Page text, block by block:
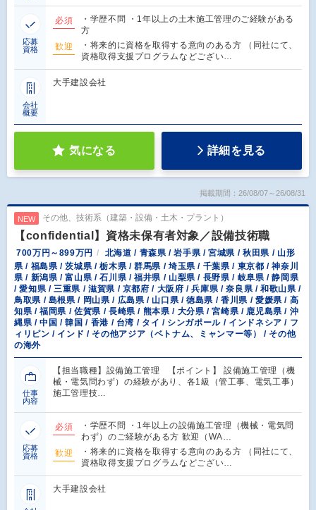
応募
資格
必須
・学歴不問 ・1年以上の土木施工管理のご経験がある
方
歓迎
・将来的に資格を取得する意向のある方 （同社にて、
資格取得支援プログラムなどござい…
会社
概要
大手建設会社
気になる 詳細を見る
掲載期間：26/08/07～26/08/31
NEW その他、技術系（建築・設備・土木・プラント）
【confidential】資格未保有者対象／設備技術職
700万円～899万円
北海道 / 青森県 / 岩手県 / 宮城県 / 秋田県 / 山形
県 / 福島県 / 茨城県 / 栃木県 / 群馬県 / 埼玉県 / 千葉県 / 東京都 / 神奈川
県 / 新潟県 / 富山県 / 石川県 / 福井県 / 山梨県 / 長野県 / 岐阜県 / 静岡県
/ 愛知県 / 三重県 / 滋賀県 / 京都府 / 大阪府 / 兵庫県 / 奈良県 / 和歌山県 /
鳥取県 / 島根県 / 岡山県 / 広島県 / 山口県 / 徳島県 / 香川県 / 愛媛県 / 高
知県 / 福岡県 / 佐賀県 / 長崎県 / 熊本県 / 大分県 / 宮崎県 / 鹿児島県 / 沖
縄県 / 中国 / 韓国 / 香港 / 台湾 / タイ / シンガポール / インドネシア / フ
ィリピン / インド / その他アジア（ベトナム、ミャンマー等） / その他
の海外
仕事
内容
【担当職種】設備施工管理 【ポイント】 設備施工管理（機
械・電気問わず）の経験があり、各1級（管工事、電気工事）
施工管理技…
応募
資格
必須
・学歴不問 ・1年以上の設備施工管理（機械・電気問
わず）のご経験がある方 歓迎（WA…
歓迎
・将来的に資格を取得する意向のある方 （同社にて、
資格取得支援プログラムなどござい…
大手建設会社